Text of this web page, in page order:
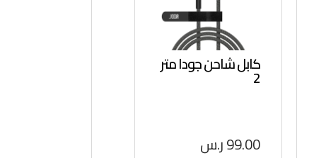
كابل شاحن جودا متر
2
99.00ر.س